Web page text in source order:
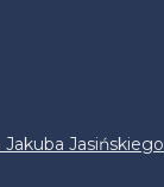
Jasińskiego